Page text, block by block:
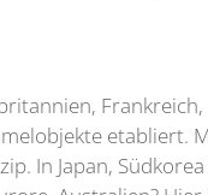
etabliert.
In Japan,